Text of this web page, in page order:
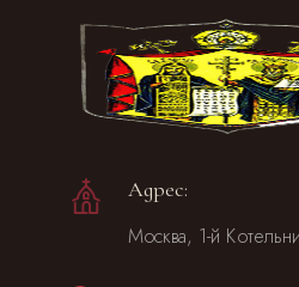
Адрес:
Москва, 1-й